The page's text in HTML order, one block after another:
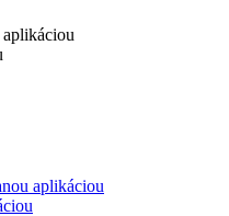
aplikáciou